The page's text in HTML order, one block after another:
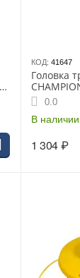
КОД: 41647
Головка
М12*1.50
левая)
FS450
0.0
В наличии
1 304₽